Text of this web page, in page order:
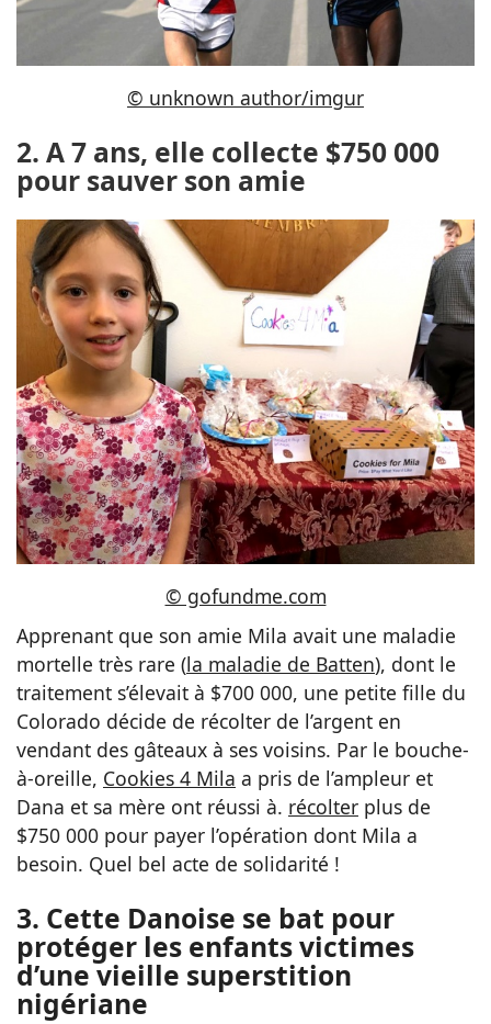
© unknown author/imgur
2. A 7 ans, elle collecte $750 000
pour sauver son amie
© gofundme.com
Apprenant que son amie Mila avait une maladie
mortelle très rare (la maladie de Batten), dont le
traitement s’élevait à $700 000, une petite fille du
Colorado décide de récolter de l’argent en
vendant des gâteaux à ses voisins. Par le bouche-
à-oreille, Cookies 4 Mila a pris de l’ampleur et
Dana et sa mère ont réussi à. récolter plus de
$750 000 pour payer l’opération dont Mila a
besoin. Quel bel acte de solidarité !
3. Cette Danoise se bat pour
protéger les enfants victimes
d’une vieille superstition
nigériane